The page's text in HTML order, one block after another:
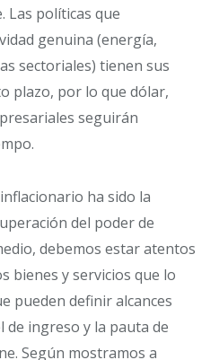
Las políticas que
genuina (energía,
sectoriales) tienen sus
plazo, por lo que dólar,
seguirán
ha sido la
del poder de
debemos estar atentos
bienes y servicios que lo
pueden definir alcances
ingreso y la pauta de
Según mostramos a